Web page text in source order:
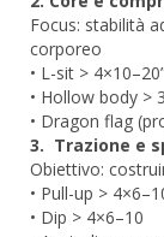
Focus: stabilità
corporeo
• L-sit >
• Hollow body >
• Dragon flag
3. Trazione e
Obiettivo:
• Pull-up >
• Dip > 4×6–10